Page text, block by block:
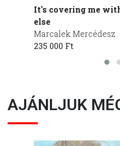
It's covering me
else
Marcalek Mercédesz
235 000 Ft
AJÁNLJUK